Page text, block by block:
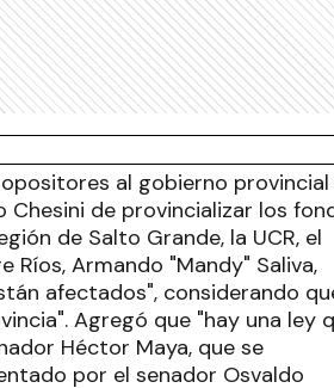
al gobierno provincial
de provincializar los
de Salto Grande, la UCR, el
Ríos, Armando "Mandy" Saliva,
afectados", considerando
Agregó que "hay una ley
Héctor Maya, que se
por el senador Osvaldo